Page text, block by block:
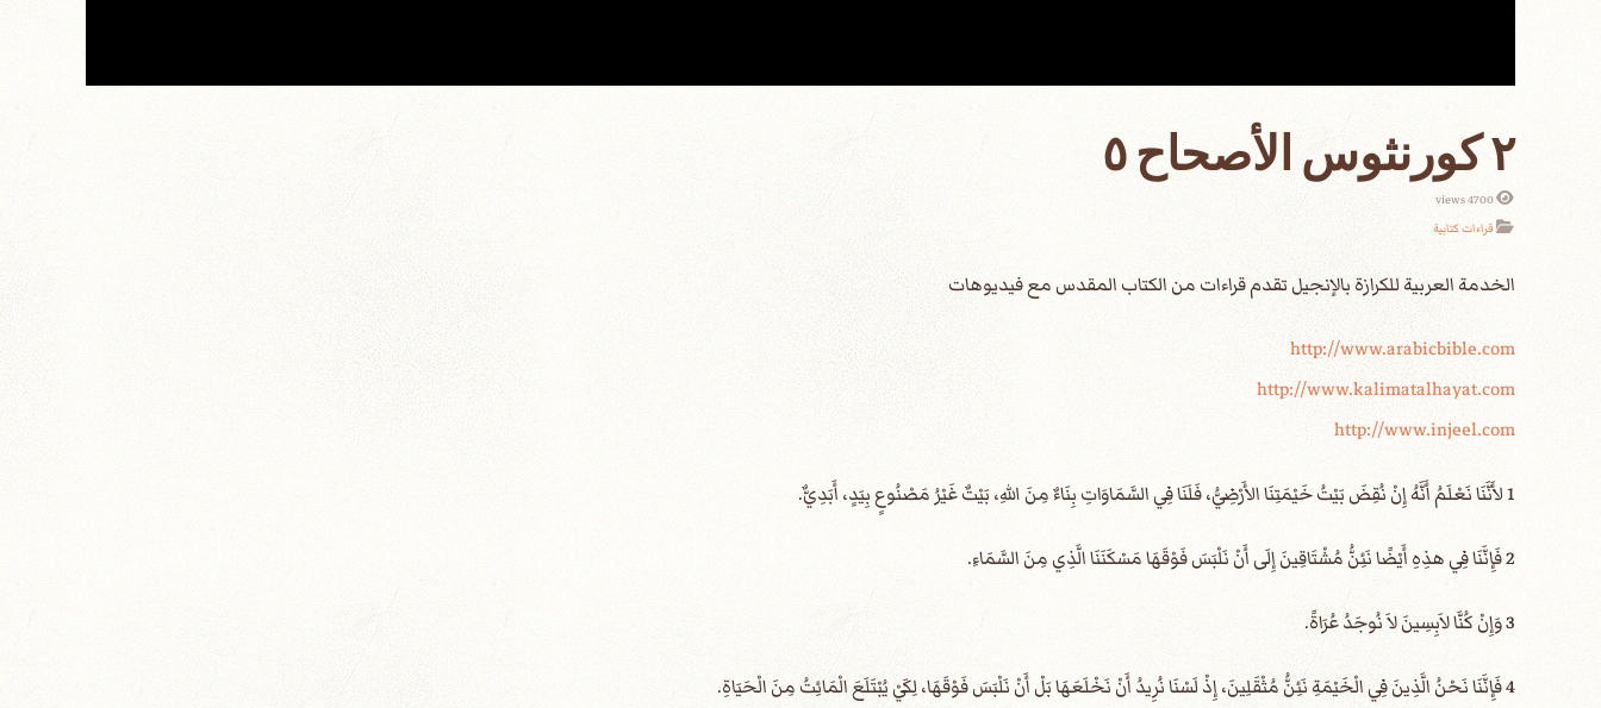
٢ كورنثوس الأصحاح ٥
4700 views
قراءات كتابية
الخدمة العربية للكرازة بالإنجيل تقدم قراءات من الكتاب المقدس مع فيديوهات
http://www.arabicbible.com
http://www.kalimatalhayat.com
http://www.injeel.com
1 لأَنَّنَا نَعْلَمُ أَنَّهُ إِنْ نُقِضَ بَيْتُ خَيْمَتِنَا الأَرْضِيُّ، فَلَنَا فِي السَّمَاوَاتِ بِنَاءٌ مِنَ اللهِ، بَيْتٌ غَيْرُ مَصْنُوعٍ بِيَدٍ، أَبَدِيٌّ.
2 فَإِنَّنَا فِي هذِهِ أَيْضًا نَئِنُّ مُشْتَاقِينَ إِلَى أَنْ نَلْبَسَ فَوْقَهَا مَسْكَنَنَا الَّذِي مِنَ السَّمَاءِ.
3 وَإِنْ كُنَّا لاَبِسِينَ لاَ نُوجَدُ عُرَاةً.
4 فَإِنَّنَا نَحْنُ الَّذِينَ فِي الْخَيْمَةِ نَئِنُّ مُثْقَلِينَ، إِذْ لَسْنَا نُرِيدُ أَنْ نَخْلَعَهَا بَلْ أَنْ نَلْبَسَ فَوْقَهَا، لِكَيْ يُبْتَلَعَ الْمَائِتُ مِنَ الْحَيَاةِ.